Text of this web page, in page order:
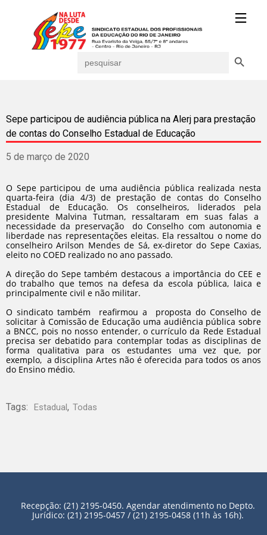
for:
Sepe participou de audiência pública na Alerj para prestação
de contas do Conselho Estadual de Educação
5 de março de 2020
O Sepe participou de uma audiência pública realizada nesta
quarta-feira (dia 4/3) de prestação de contas do Conselho
Estadual de Educação. Os conselheiros, liderados pela
presidente Malvina Tutman, ressaltaram em suas falas a
necessidade da preservação do Conselho com autonomia e
liberdade nas representações eleitas. Ela ressaltou o nome do
conselheiro Arilson Mendes de Sá, ex-diretor do Sepe Caxias,
eleito no COED realizado no ano passado.
A direção do Sepe também destacous a importância do CEE e
do trabalho que temos na defesa da escola pública, laica e
principalmente civil e não militar.
O sindicato também reafirmou a proposta do Conselho de
solicitar à Comissão de Educação uma audiência pública sobre
a BNCC, pois no nosso entender, o currículo da Rede Estadual
precisa ser debatido para contemplar todas as disciplinas de
forma qualitativa para os estudantes uma vez que, por
exemplo, a disciplina Artes não é oferecida para todos os anos
do Ensino médio.
Tags: Estadual, Todas
Recepção: (21) 2195-0450. Agendar atendimento no Depto.
Jurídico: (21) 2195-0457 / (21) 2195-0458 (11h às 16h).